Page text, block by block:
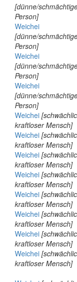
[dünne/
Person]
Weichei
[dünne/
Person]
Weichei
[dünne/
Person]
Weichei
[dünne/
Person]
Weichei
kraftloser Mensch]
Weichei
kraftloser Mensch]
Weichei
kraftloser Mensch]
Weichei
kraftloser Mensch]
Weichei
kraftloser Mensch]
Weichei
kraftloser Mensch]
Weichei
kraftloser Mensch]
Weichei
kraftloser Mensch]